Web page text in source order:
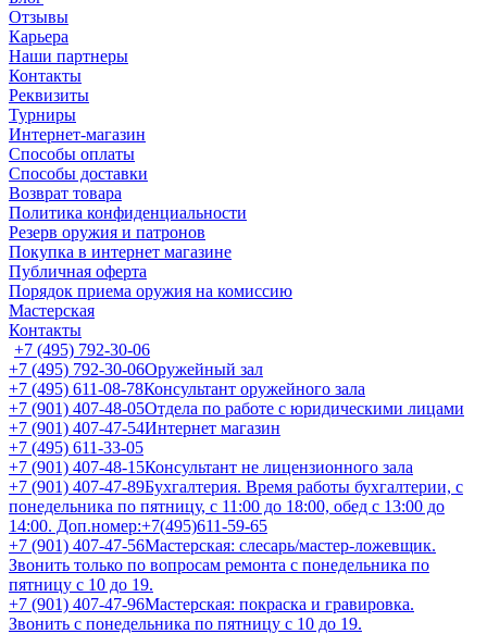
Отзывы
Карьера
Наши партнеры
Контакты
Реквизиты
Турниры
Интернет-магазин
Способы оплаты
Способы доставки
Возврат товара
Политика конфиденциальности
Резерв оружия и патронов
Покупка в интернет магазине
Публичная оферта
Порядок приема оружия на комиссию
Мастерская
Контакты
+7 (495) 792-30-06
+7 (495) 792-30-06Оружейный зал
+7 (495) 611-08-78Консультант оружейного зала
+7 (901) 407-48-05Отдела по работе с юридическими лицами
+7 (901) 407-47-54Интернет магазин
+7 (495) 611-33-05
+7 (901) 407-48-15Консультант не лицензионного зала
+7 (901) 407-47-89Бухгалтерия. Время работы бухгалтерии, с
понедельника по пятницу, с 11:00 до 18:00, обед с 13:00 до
14:00. Доп.номер:+7(495)611-59-65
+7 (901) 407-47-56Мастерская: слесарь/мастер-ложевщик.
Звонить только по вопросам ремонта с понедельника по
пятницу с 10 до 19.
+7 (901) 407-47-96Мастерская: покраска и гравировка.
Звонить с понедельника по пятницу с 10 до 19.